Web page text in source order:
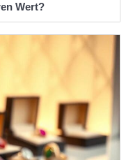
Wert?